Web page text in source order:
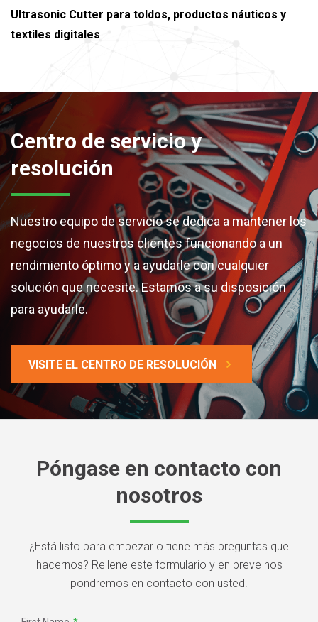
Ultrasonic Cutter para toldos, productos náuticos y
textiles digitales
Centro de servicio y
resolución
Nuestro equipo de servicio se dedica a mantener los
negocios de nuestros clientes funcionando a un
rendimiento óptimo y a ayudarle con cualquier
solución que necesite. Estamos a su disposición
para ayudarle.
VISITE EL CENTRO DE RESOLUCIÓN
Póngase en contacto con
nosotros
¿Está listo para empezar o tiene más preguntas que
hacernos? Rellene este formulario y en breve nos
pondremos en contacto con usted.